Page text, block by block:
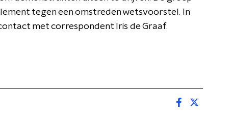
tegen een omstreden wetsvoorstel. In
met correspondent Iris de Graaf.